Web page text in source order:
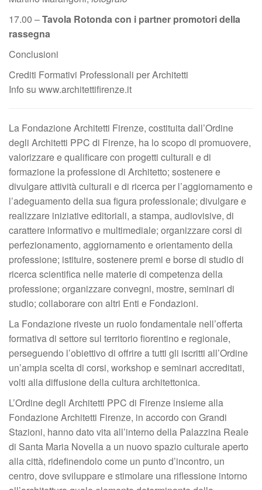
17.00 –Tavola Rotonda con i partner promotori della
rassegna
Conclusioni
Crediti Formativi Professionali per Architetti
Info su www.architettifirenze.it
La Fondazione Architetti Firenze, costituita dall’Ordine
degli Architetti PPC di Firenze, ha lo scopo di promuovere,
valorizzare e qualificare con progetti culturali e di
formazione la professione di Architetto; sostenere e
divulgare attività culturali e di ricerca per l’aggiornamento e
l’adeguamento della sua figura professionale; divulgare e
realizzare iniziative editoriali, a stampa, audiovisive, di
carattere informativo e multimediale; organizzare corsi di
perfezionamento, aggiornamento e orientamento della
professione; istituire, sostenere premi e borse di studio di
ricerca scientifica nelle materie di competenza della
professione; organizzare convegni, mostre, seminari di
studio; collaborare con altri Enti e Fondazioni.
La Fondazione riveste un ruolo fondamentale nell’offerta
formativa di settore sul territorio fiorentino e regionale,
perseguendo l’obiettivo di offrire a tutti gli iscritti all’Ordine
un’ampia scelta di corsi, workshop e seminari accreditati,
volti alla diffusione della cultura architettonica.
L’Ordine degli Architetti PPC di Firenze insieme alla
Fondazione Architetti Firenze, in accordo con Grandi
Stazioni, hanno dato vita all’interno della Palazzina Reale
di Santa Maria Novella a un nuovo spazio culturale aperto
alla città, ridefinendolo come un punto d’incontro, un
centro, dove sviluppare e stimolare una riflessione intorno